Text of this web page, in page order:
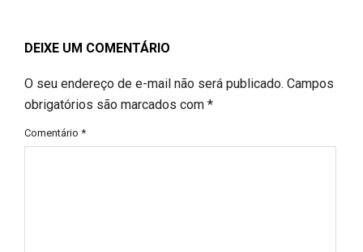
DEIXE UM COMENTÁRIO
O seu endereço de e-mail não será publicado. Campos
obrigatórios são marcados com *
Comentário *